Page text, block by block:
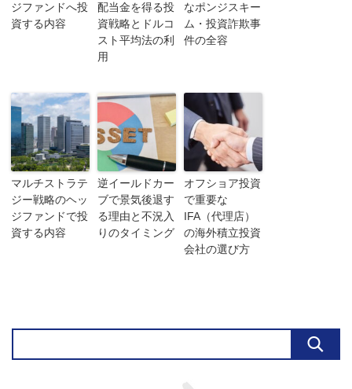
ジファンドへ投
資する内容
配当金を得る投
資戦略とドルコ
スト平均法の利
用
なポンジスキー
ム・投資詐欺事
件の全容
マルチストラテ
ジー戦略のヘッ
ジファンドで投
資する内容
逆イールドカー
ブで景気後退す
る理由と不況入
りのタイミング
オフショア投資
で重要な
IFA（代理店）
の海外積立投資
会社の選び方